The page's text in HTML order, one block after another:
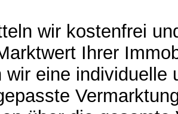
wir kostenfrei
Ihrer
wir eine individuelle